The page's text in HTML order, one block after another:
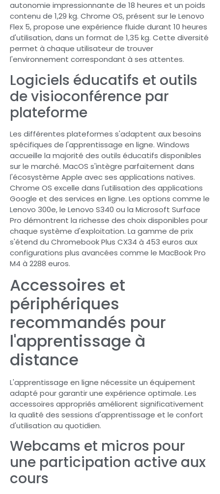
autonomie impressionnante de 18 heures et un poids
contenu de 1,29 kg. Chrome OS, présent sur le Lenovo
Flex 5, propose une expérience fluide durant 10 heures
d'utilisation, dans un format de 1,35 kg. Cette diversité
permet à chaque utilisateur de trouver
l'environnement correspondant à ses attentes.
Logiciels éducatifs et outils
de visioconférence par
plateforme
Les différentes plateformes s'adaptent aux besoins
spécifiques de l'apprentissage en ligne. Windows
accueille la majorité des outils éducatifs disponibles
sur le marché. MacOS s'intègre parfaitement dans
l'écosystème Apple avec ses applications natives.
Chrome OS excelle dans l'utilisation des applications
Google et des services en ligne. Les options comme le
Lenovo 300e, le Lenovo S340 ou la Microsoft Surface
Pro démontrent la richesse des choix disponibles pour
chaque système d'exploitation. La gamme de prix
s'étend du Chromebook Plus CX34 à 453 euros aux
configurations plus avancées comme le MacBook Pro
M4 à 2288 euros.
Accessoires et
périphériques
recommandés pour
l'apprentissage à
distance
L'apprentissage en ligne nécessite un équipement
adapté pour garantir une expérience optimale. Les
accessoires appropriés améliorent significativement
la qualité des sessions d'apprentissage et le confort
d'utilisation au quotidien.
Webcams et micros pour
une participation active aux
cours